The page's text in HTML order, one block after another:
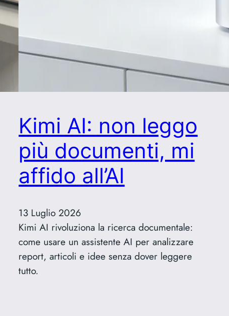
Kimi AI: non leggo
più documenti, mi
affido all’AI
13 Luglio 2026
Kimi AI rivoluziona la ricerca documentale:
come usare un assistente AI per analizzare
report, articoli e idee senza dover leggere
tutto.